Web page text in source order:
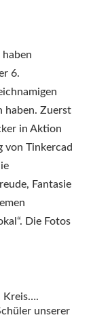
6.
haben. Zuerst
in Aktion
von Tinkercad
Fantasie
Die Fotos
Kreis….
unserer